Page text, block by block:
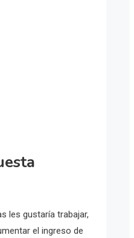
les gustaría trabajar,
el ingreso de